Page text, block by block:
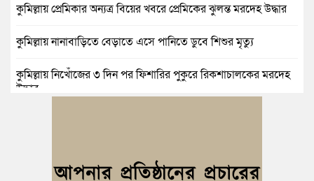
কুমিল্লায় প্রেমিকার অন্যত্র বিয়ের খবরে প্রেমিকের ঝুলন্ত মরদেহ উদ্ধার
কুমিল্লায় নানাবাড়িতে বেড়াতে এসে পানিতে ডুবে শিশুর মৃত্যু
কুমিল্লায় নিখোঁজের ৩ দিন পর ফিশারির পুকুরে রিকশাচালকের মরদেহ
উদ্ধার
বুড়িচংয়ে জুলাই ও গণঅভ্যুত্থান দিবস উপলক্ষে ১১ দলীয় জোটের র‍্যালি